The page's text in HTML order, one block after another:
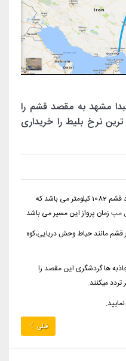
مشهد به مقصد قشم را
نرخ بلیط را خریداری
مسافت مسیر هوایی از مبدا مشهد به مقصد قشم 1082 کیلومتر می باشد که
مپ زمان پرواز این مسیر می باشد
مانند حیاط وحش دریایی،کوه
ها گردشگری این مقصد را
میکنند.
قبلی